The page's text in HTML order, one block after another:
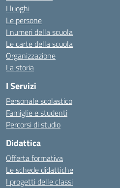
I luoghi
Le persone
I numeri della scuola
Le carte della scuola
Organizzazione
La storia
I Servizi
Personale scolastico
Famiglie e studenti
Percorsi di studio
Didattica
Offerta formativa
Le schede didattiche
I progetti delle classi